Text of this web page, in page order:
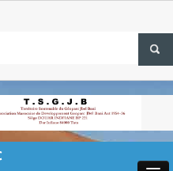
post-inondations
a Dakhla et
Tata
renforce les vols Paris-